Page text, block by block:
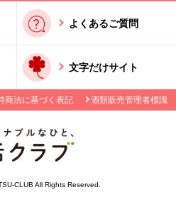
よくあるご質問
文字だけサイト
商法に基づく表記 酒類販売管理者標識
CLUB All Rights Reserved.